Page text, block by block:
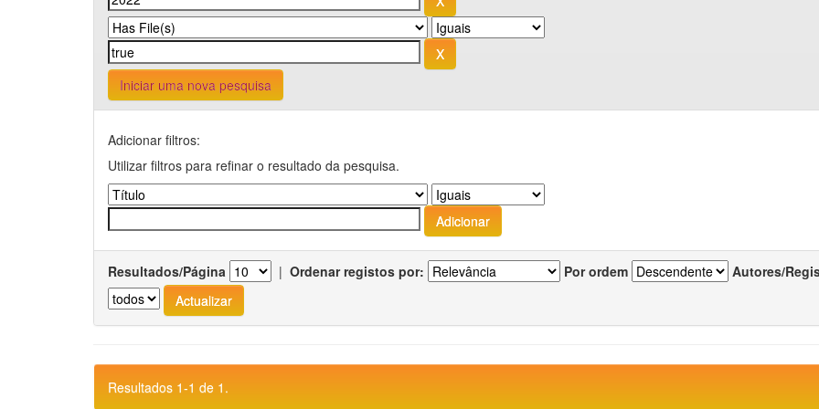
Iniciar uma nova pesquisa
Adicionar filtros:
Utilizar filtros para refinar o resultado da pesquisa.
Resultados/Página | Ordenar registos por: Por ordem Autores/
Resultados 1-1 de 1.